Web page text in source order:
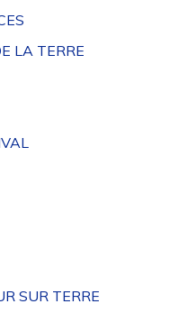
LA TERRE
SUR TERRE